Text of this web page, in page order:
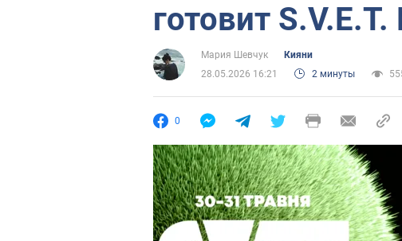
готовит S.V.E.T.
Мария Шевчук
Кияни
28.05.2026 16:21
2 минуты
0